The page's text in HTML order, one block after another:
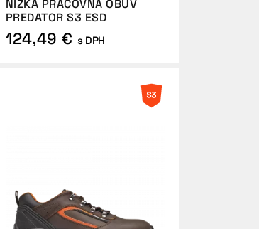
NÍZKA PRACOVNÁ OBUV
PREDATOR S3 ESD
124,49 € s DPH